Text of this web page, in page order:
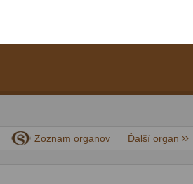
Zoznam organov Ďalší organ